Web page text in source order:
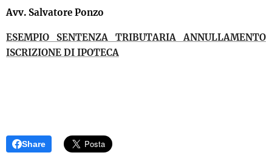
Avv. Salvatore Ponzo
ESEMPIO SENTENZA TRIBUTARIA ANNULLAMENTO
ISCRIZIONE DI IPOTECA
Share